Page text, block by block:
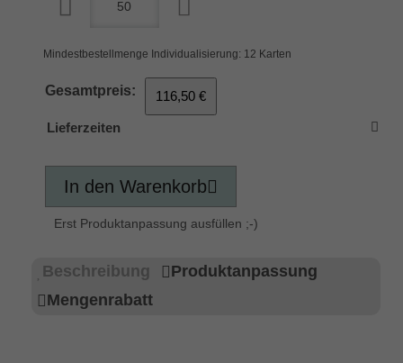
Mindestbestellmenge Individualisierung: 12 Karten
Gesamtpreis: 116,50 €
Lieferzeiten
In den Warenkorb
Erst Produktanpassung ausfüllen ;-)
Beschreibung
Produktanpassung
Mengenrabatt